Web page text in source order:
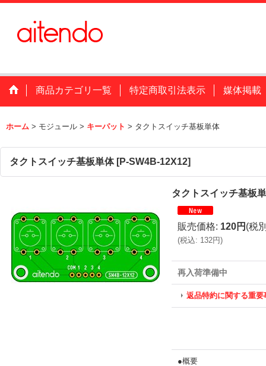
商品カテゴリ一覧 特定商取引法表示 媒体掲載
ホーム > モジュール > キーパット > タクトスイッチ基板単体
タクトスイッチ基板単体 [P-SW4B-12X12]
タクトスイッチ基板
販売価格: 120円 (税
(税込: 132円)
再入荷準備中
返品特約に関する重要
●概要